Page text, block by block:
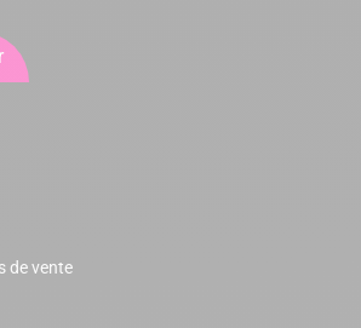
de vente